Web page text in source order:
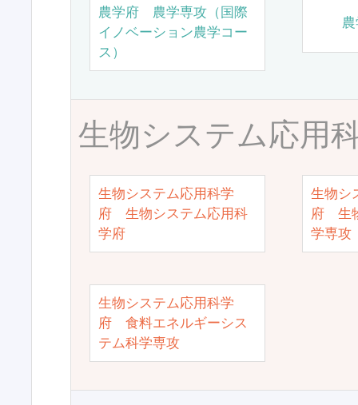
農学府 農学専攻（国際
イノベーション農学コー
ス）
生物システム応用
生物システム応用科学
府 生物システム応用科
学府
生物シ
府 生
学専攻
生物システム応用科学
府 食料エネルギーシス
テム科学専攻